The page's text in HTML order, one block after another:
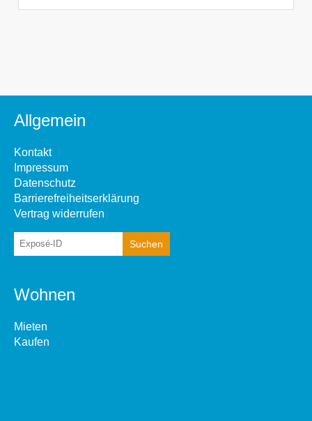
Allgemein
Kontakt
Impressum
Datenschutz
Barrierefreiheitserklärung
Vertrag widerrufen
Wohnen
Mieten
Kaufen